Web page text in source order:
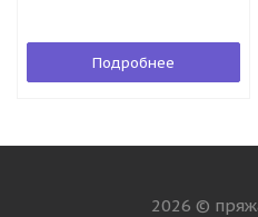
Подробнее
2026 ©